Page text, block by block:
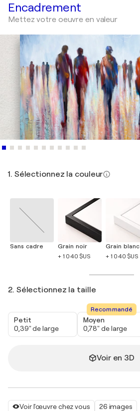
Voir l'œuvre chez vous
26 images
Encadrement
Mettez votre oeuvre en valeur
1. Sélectionnez la couleur
Sans cadre
Grain noir
+ 1 040 $US
Grain blanc
+ 1 040 $US
2. Sélectionnez la taille
Petit
0,39" de large
Recommandé
Moyen
0,78" de large
Voir en 3D